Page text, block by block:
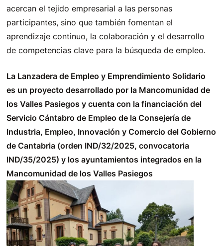
acercan el tejido empresarial a las personas
participantes, sino que también fomentan el
aprendizaje continuo, la colaboración y el desarrollo
de competencias clave para la búsqueda de empleo.
La Lanzadera de Empleo y Emprendimiento Solidario
es un proyecto desarrollado por la Mancomunidad de
los Valles Pasiegos y cuenta con la financiación del
Servicio Cántabro de Empleo de la Consejería de
Industria, Empleo, Innovación y Comercio del Gobierno
de Cantabria (orden IND/32/2025, convocatoria
IND/35/2025) y los ayuntamientos integrados en la
Mancomunidad de los Valles Pasiegos